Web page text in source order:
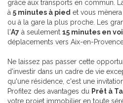
grâce aux transports en commun.
à 5 minutes à pied et vous
ou à la gare la plus proche. Les
l'A7 à seulement 15 minutes en
déplacements vers Aix-en-
Ne laissez pas passer cette
d'investir dans un cadre de vie
qu'une résidence, c'est une
Profitez des avantages du Prêt à
votre projet immobilier en toute